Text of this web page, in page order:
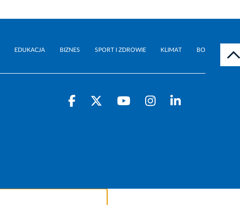
EDUKACJA BIZNES SPORT I ZDROWIE KLIMAT BO